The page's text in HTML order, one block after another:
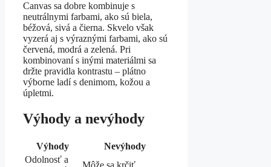
Canvas sa dobre kombinuje s
neutrálnymi farbami, ako sú biela,
béžová, sivá a čierna. Skvelo však
vyzerá aj s výraznými farbami, ako sú
červená, modrá a zelená. Pri
kombinovaní s inými materiálmi sa
držte pravidla kontrastu – plátno
výborne ladí s denimom, kožou a
úpletmi.
Výhody a nevýhody
Výhody
Nevýhody
Odolnosť a